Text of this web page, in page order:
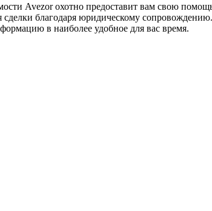
Avezor охотно предоставит вам свою
сделки благодаря юридическому
в наиболее удобное для вас время.